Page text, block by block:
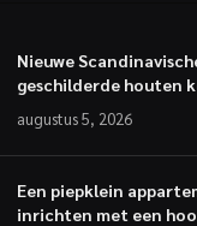
Nieuwe
geschilderde houten
augustus 5, 2026
Een piepklein
inrichten met een